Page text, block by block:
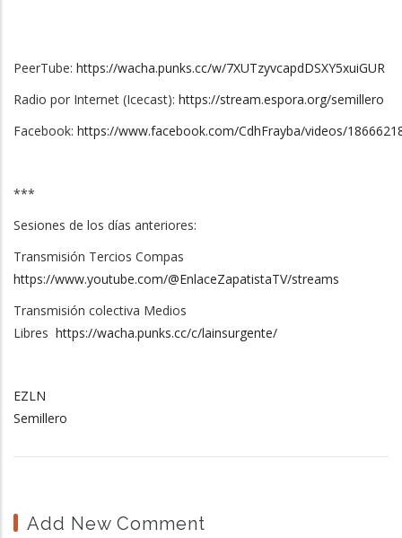
PeerTube: https://wacha.punks.cc/w/7XUTzyvcapdDSXY5xuiGUR
Radio por Internet (Icecast): https://stream.espora.org/semillero
Facebook: https://www.facebook.com/CdhFrayba/videos/
***
Sesiones de los días anteriores:
Transmisión Tercios Compas
https://www.youtube.com/@EnlaceZapatistaTV/streams
Transmisión colectiva Medios
Libres https://wacha.punks.cc/c/lainsurgente/
EZLN
Semillero
Add New Comment